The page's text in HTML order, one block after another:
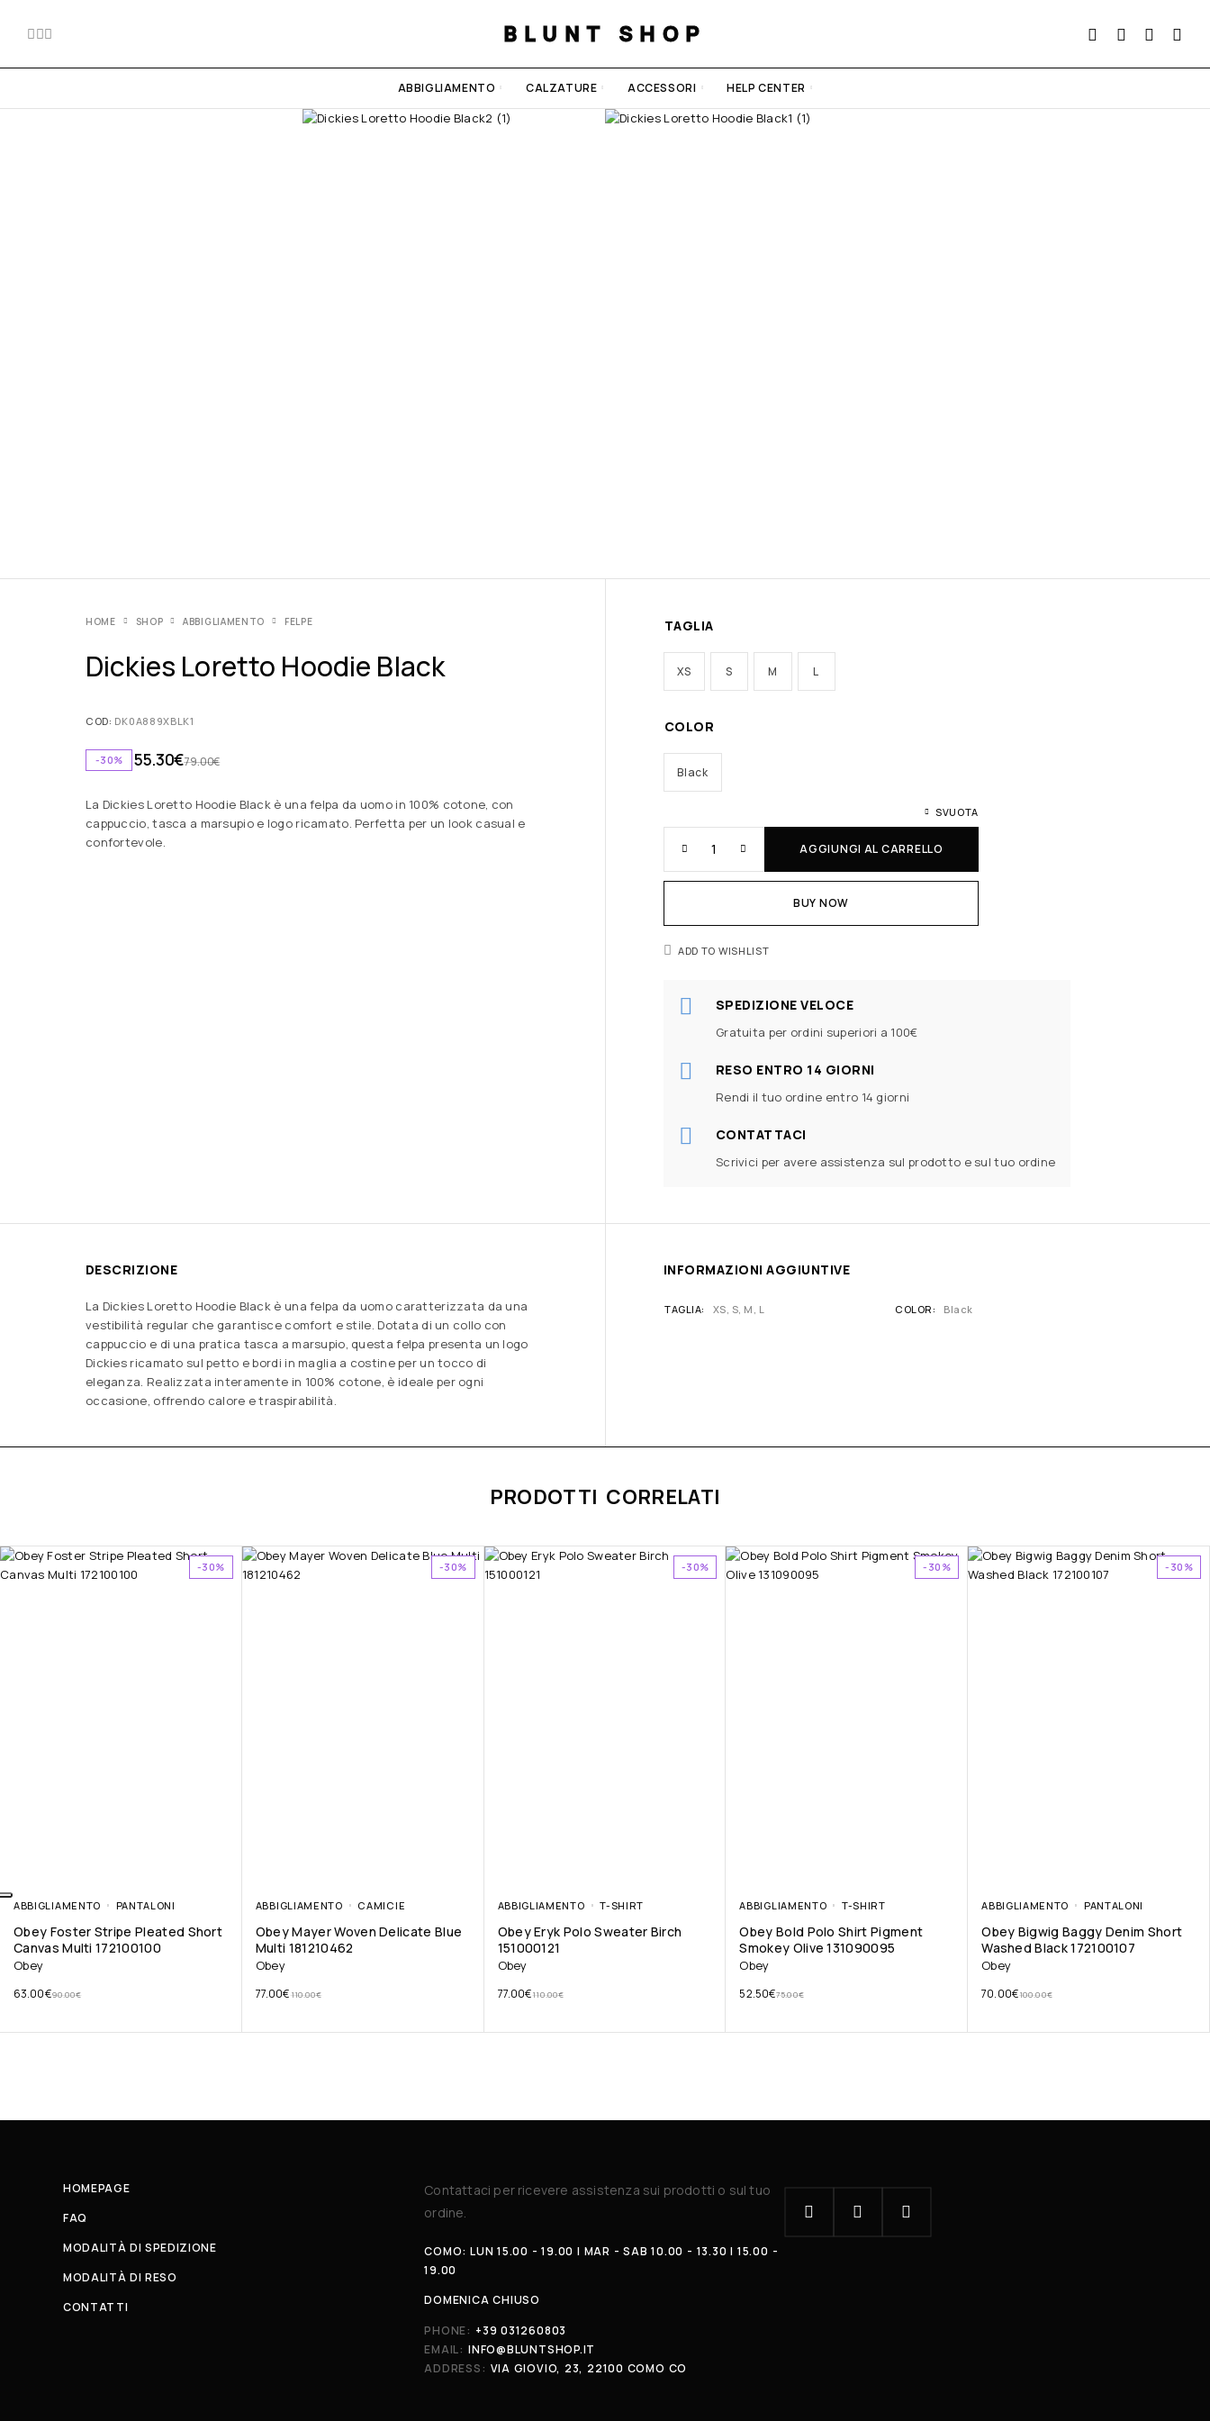
BLUNT SHOP
ABBIGLIAMENTO CALZATURE ACCESSORI HELP CENTER
HOME SHOP ABBIGLIAMENTO FELPE
Dickies Loretto Hoodie Black
COD: DK0A889XBLK1
-30% 79.00€
55.30€
La Dickies Loretto Hoodie Black è una felpa da uomo in 100% cotone, con
cappuccio, tasca a marsupio e logo ricamato. Perfetta per un look casual e
confortevole.
TAGLIA
XS S M L
COLOR
Black
SVUOTA
AGGIUNGI AL CARRELLO
BUY NOW
ADD TO WISHLIST
SPEDIZIONE VELOCE
Gratuita per ordini superiori a 100€
RESO ENTRO 14 GIORNI
Rendi il tuo ordine entro 14 giorni
CONTATTACI
Scrivici per avere assistenza sul prodotto e sul tuo ordine
DESCRIZIONE
La Dickies Loretto Hoodie Black è una felpa da uomo caratterizzata da una
vestibilità regular che garantisce comfort e stile. Dotata di un collo con
cappuccio e di una pratica tasca a marsupio, questa felpa presenta un logo
Dickies ricamato sul petto e bordi in maglia a costine per un tocco di
eleganza. Realizzata interamente in 100% cotone, è ideale per ogni
occasione, offrendo calore e traspirabilità.
INFORMAZIONI AGGIUNTIVE
TAGLIA XS, S, M, L COLOR Black
PRODOTTI CORRELATI
-30%
ABBIGLIAMENTO PANTALONI
Obey Foster Stripe Pleated Short
Canvas Multi 172100100
Obey
90.00€
63.00€
-30%
ABBIGLIAMENTO CAMICIE
Obey Mayer Woven Delicate Blue
Multi 181210462
Obey
110.00€
77.00€
-30%
ABBIGLIAMENTO T-SHIRT
Obey Eryk Polo Sweater Birch
151000121
Obey
110.00€
77.00€
-30%
ABBIGLIAMENTO T-SHIRT
Obey Bold Polo Shirt Pigment
Smokey Olive 131090095
Obey
75.00€
52.50€
-30%
ABBIGLIAMENTO PANTALONI
Obey Bigwig Baggy Denim Short
Washed Black 172100107
Obey
100.00€
70.00€
HOMEPAGE
FAQ
MODALITÀ DI SPEDIZIONE
MODALITÀ DI RESO
CONTATTI
Contattaci per ricevere assistenza sui prodotti o sul tuo
ordine.
COMO: LUN 15.00 - 19.00 | MAR - SAB 10.00 - 13.30 | 15.00 -
19.00
DOMENICA CHIUSO
PHONE: +39 031260803
EMAIL: INFO@BLUNTSHOP.IT
ADDRESS: VIA GIOVIO, 23, 22100 COMO CO